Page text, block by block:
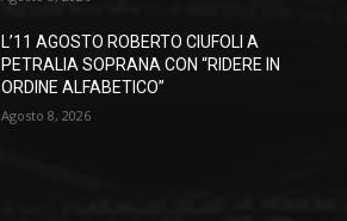
L’11 AGOSTO ROBERTO CIUFOLI A
PETRALIA SOPRANA CON “RIDERE IN
ORDINE ALFABETICO”
Agosto 8, 2026